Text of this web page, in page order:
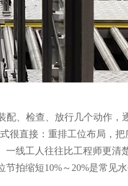
、检查、放行几个动作，
很直接：重排工位布局，把
一线工人往往比工程师更清
拍缩短10%～20%是常见